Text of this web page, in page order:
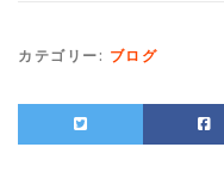
カテゴリー: ブログ